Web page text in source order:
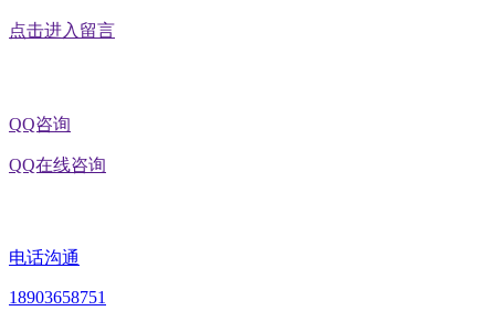
点击进入留言
QQ咨询
QQ在线咨询
电话沟通
18903658751